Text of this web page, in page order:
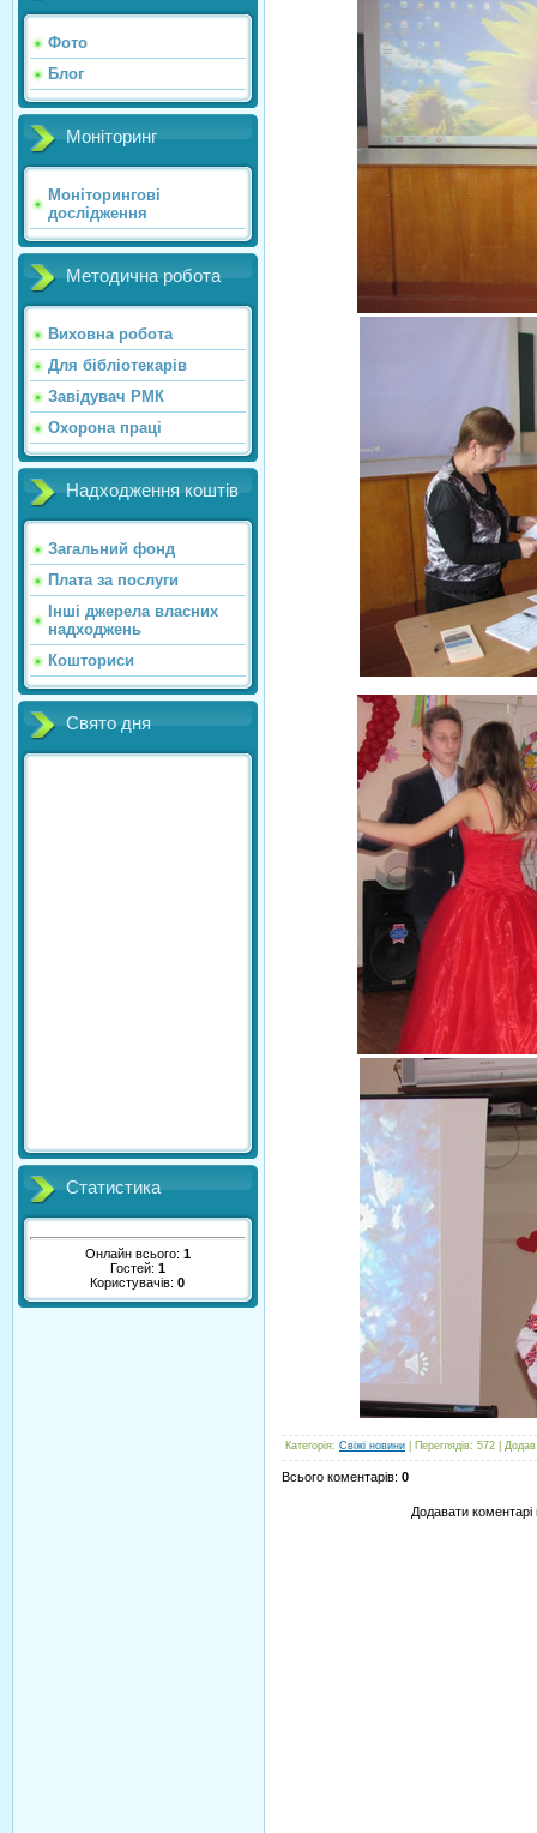
Фото
Блог
Моніторинг
Моніторингові
дослідження
Методична робота
Виховна робота
Для бібліотекарів
Завідувач РМК
Охорона праці
Надходження коштів
Загальний фонд
Плата за послуги
Інші джерела власних
надходжень
Кошториси
Свято дня
Статистика
Онлайн всього: 1
Гостей: 1
Користувачів:0
Категорія: Свіжі новини Переглядів: 572 Додав
Всього коментарів: 0
Додавати